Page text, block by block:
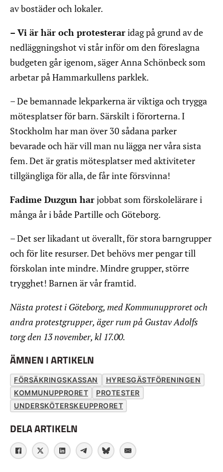
av bostäder och lokaler.
– Vi är här och protesteraridag på grund av de
nedläggningshot vi står inför om den föreslagna
budgeten går igenom, säger Anna Schönbeck som
arbetar på Hammarkullens parklek.
– De bemannade lekparkerna är viktiga och trygga
mötesplatser för barn. Särskilt i förorterna. I
Stockholm har man över 30 sådana parker
bevarade och här vill man nu lägga ner våra sista
fem. Det är gratis mötesplatser med aktiviteter
tillgängliga för alla, de får inte försvinna!
Fadime Duzgun harjobbat som förskolelärare i
många år i både Partille och Göteborg.
– Det ser likadant ut överallt, för stora barngrupper
och för lite resurser. Det behövs mer pengar till
förskolan inte mindre. Mindre grupper, större
trygghet! Barnen är vår framtid.
Nästa protest i Göteborg, med Kommunupproret och
andra protestgrupper, äger rum på Gustav Adolfs
torg den 13 november, kl 17.00.
ÄMNEN I ARTIKELN
FÖRSÄKRINGSKASSAN
HYRESGÄSTFÖRENINGEN
KOMMUNUPPRORET
PROTESTER
UNDERSKÖTERSKEUPPRORET
DELA ARTIKELN